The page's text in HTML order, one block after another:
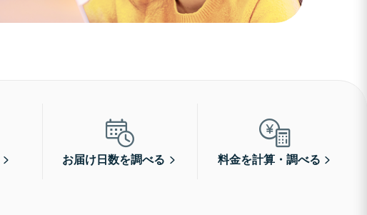
お届け日数を調べる 料金を計算・調べる